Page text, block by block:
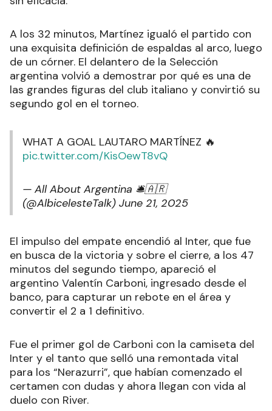
A los 32 minutos, Martínez igualó el partido con
una exquisita definición de espaldas al arco, luego
de un córner. El delantero de la Selección
argentina volvió a demostrar por qué es una de
las grandes figuras del club italiano y convirtió su
segundo gol en el torneo.
WHAT A GOAL LAUTARO MARTÍNEZ 🔥
pic.twitter.com/KisOewT8vQ
— All About Argentina 🛎🇦🇷
(@AlbicelesteTalk) June 21, 2025
El impulso del empate encendió al Inter, que fue
en busca de la victoria y sobre el cierre, a los 47
minutos del segundo tiempo, apareció el
argentino Valentín Carboni, ingresado desde el
banco, para capturar un rebote en el área y
convertir el 2 a 1 definitivo.
Fue el primer gol de Carboni con la camiseta del
Inter y el tanto que selló una remontada vital
para los “Nerazurri”, que habían comenzado el
certamen con dudas y ahora llegan con vida al
duelo con River.